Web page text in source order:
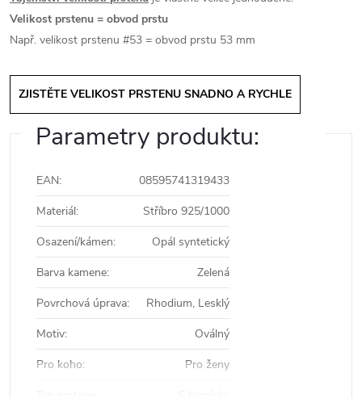
Velikost prstenu = obvod prstu
Např. velikost prstenu #53 = obvod prstu 53 mm
ZJISTĚTE VELIKOST PRSTENU SNADNO A RYCHLE
Parametry produktu:
EAN:
08595741319433
Materiál:
Stříbro 925/1000
Osazení/kámen:
Opál syntetický
Barva kamene:
Zelená
Povrchová úprava:
Rhodium, Lesklý
Motiv:
Oválný
Pro koho:
Pro ženy